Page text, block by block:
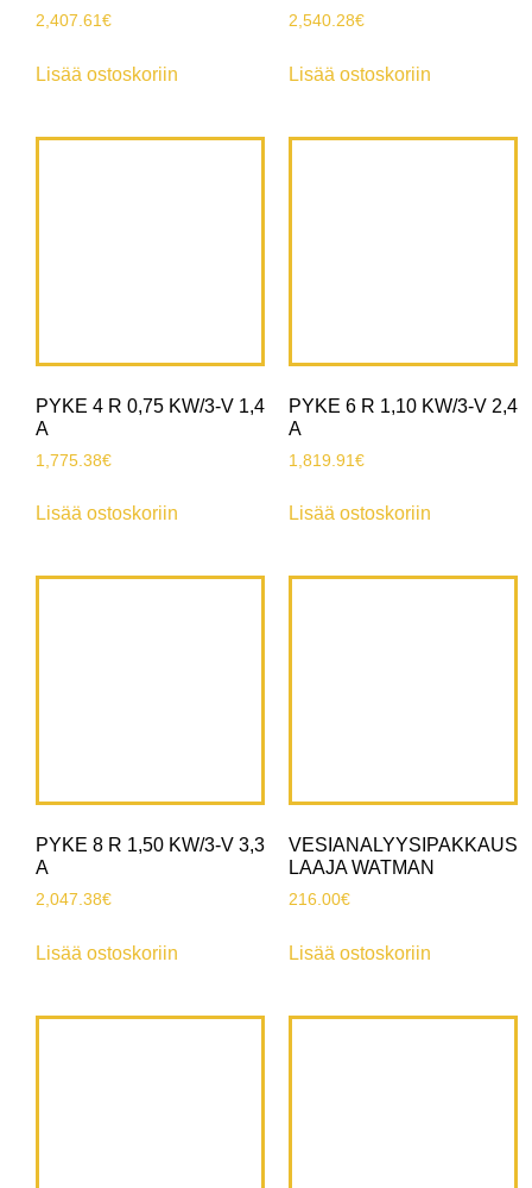
2,407.61 €
Lisää ostoskoriin
2,540.28€
Lisää ostoskoriin
PYKE 4 R 0,75 KW/3-V 1,4
A
1,775.38€
Lisää ostoskoriin
PYKE 6 R 1,10 KW/3-V 2,4
A
1,819.91 €
Lisää ostoskoriin
PYKE 8 R 1,50 KW/3-V 3,3
A
2,047.38€
Lisää ostoskoriin
VESIANALYYSIPAKKAUS
LAAJA WATMAN
216.00€
Lisää ostoskoriin